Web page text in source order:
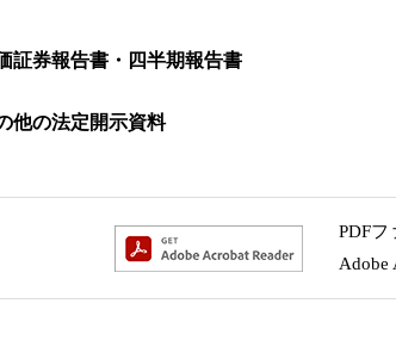
証券報告書・四半期報告書
他の法定開示資料
PDFフ
Adobe
両買取
るほどネット
なるほどネット